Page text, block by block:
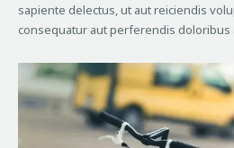
sapiente delectus, ut aut reiciendis
consequatur aut perferendis doloribus